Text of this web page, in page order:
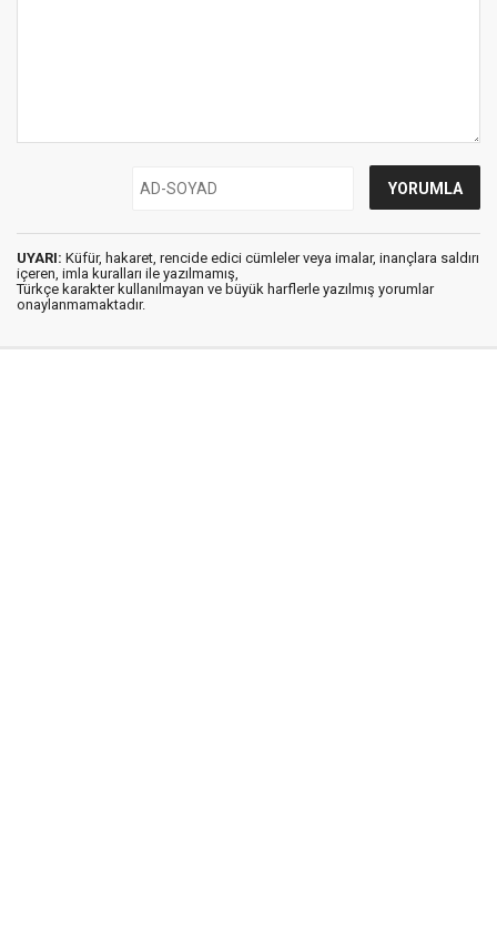
UYARI: Küfür, hakaret, rencide edici cümleler veya imalar, inançlara saldırı
içeren, imla kuralları ile yazılmamış,
Türkçe karakter kullanılmayan ve büyük harflerle yazılmış yorumlar
onaylanmamaktadır.